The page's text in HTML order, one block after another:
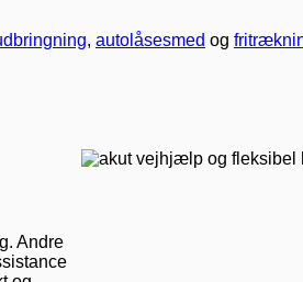
, autolåsesmed og
Andre